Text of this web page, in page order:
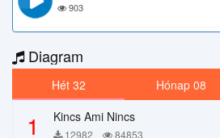
903
Diagram
Hét 32 Hónap 08
1 Kincs Ami Nincs
12982 84853